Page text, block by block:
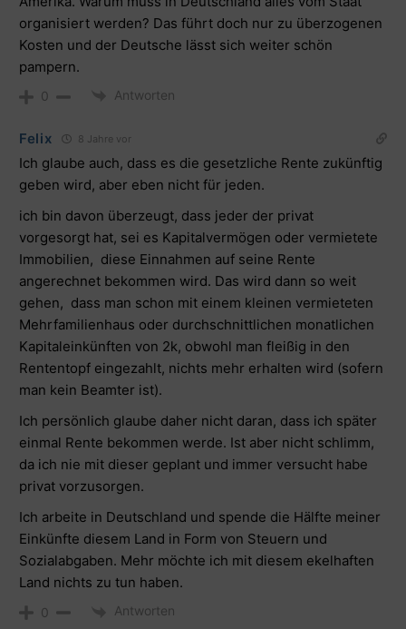
organisiert werden? Das führt doch nur zu überzogenen
Kosten und der Deutsche lässt sich weiter schön
pampern.
0 Antworten
Felix 8 Jahre vor
Ich glaube auch, dass es die gesetzliche Rente zukünftig
geben wird, aber eben nicht für jeden.
ich bin davon überzeugt, dass jeder der privat
vorgesorgt hat, sei es Kapitalvermögen oder vermietete
Immobilien, diese Einnahmen auf seine Rente
angerechnet bekommen wird. Das wird dann so weit
gehen, dass man schon mit einem kleinen vermieteten
Mehrfamilienhaus oder durchschnittlichen monatlichen
Kapitaleinkünften von 2k, obwohl man fleißig in den
Rententopf eingezahlt, nichts mehr erhalten wird (sofern
man kein Beamter ist).
Ich persönlich glaube daher nicht daran, dass ich später
einmal Rente bekommen werde. Ist aber nicht schlimm,
da ich nie mit dieser geplant und immer versucht habe
privat vorzusorgen.
Ich arbeite in Deutschland und spende die Hälfte meiner
Einkünfte diesem Land in Form von Steuern und
Sozialabgaben. Mehr möchte ich mit diesem ekelhaften
Land nichts zu tun haben.
0 Antworten